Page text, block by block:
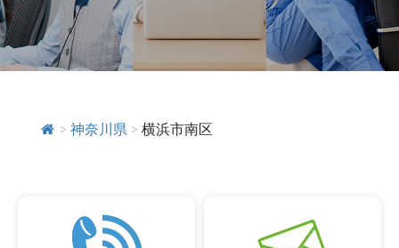
> 神奈川県 > 横浜市南区